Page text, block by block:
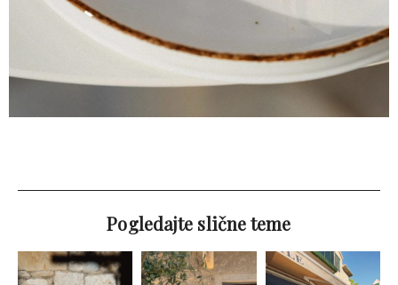
Pogledajte slične teme